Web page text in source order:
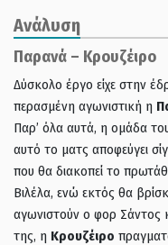
Ανάλυση
Παρανά – Κρουζέιρο
Δύσκολο έργο είχε στην
περασμένη αγωνιστική η
Παρ’ όλα αυτά, η ομάδα
αυτό το ματς αποφεύγει
που θα διακοπεί το
Βιλέλα, ενώ εκτός θα
αγωνιστούν ο φορ Σάντος
της, η Κρουζέιρο